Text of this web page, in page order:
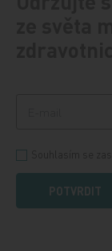
POTVRDIT